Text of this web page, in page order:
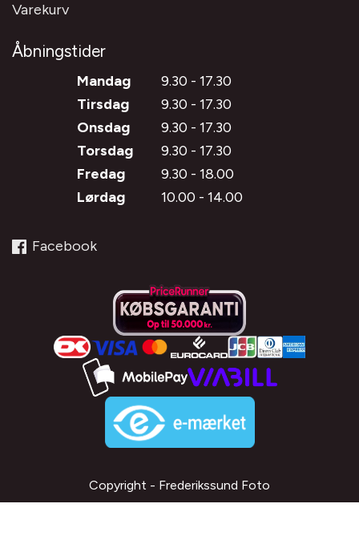
Varekurv
Åbningstider
Mandag
9.30 - 17.30
Tirsdag
9.30 - 17.30
Onsdag
9.30 - 17.30
Torsdag
9.30 - 17.30
Fredag
9.30 - 18.00
Lørdag
10.00 - 14.00
Facebook
Copyright - Frederikssund Foto